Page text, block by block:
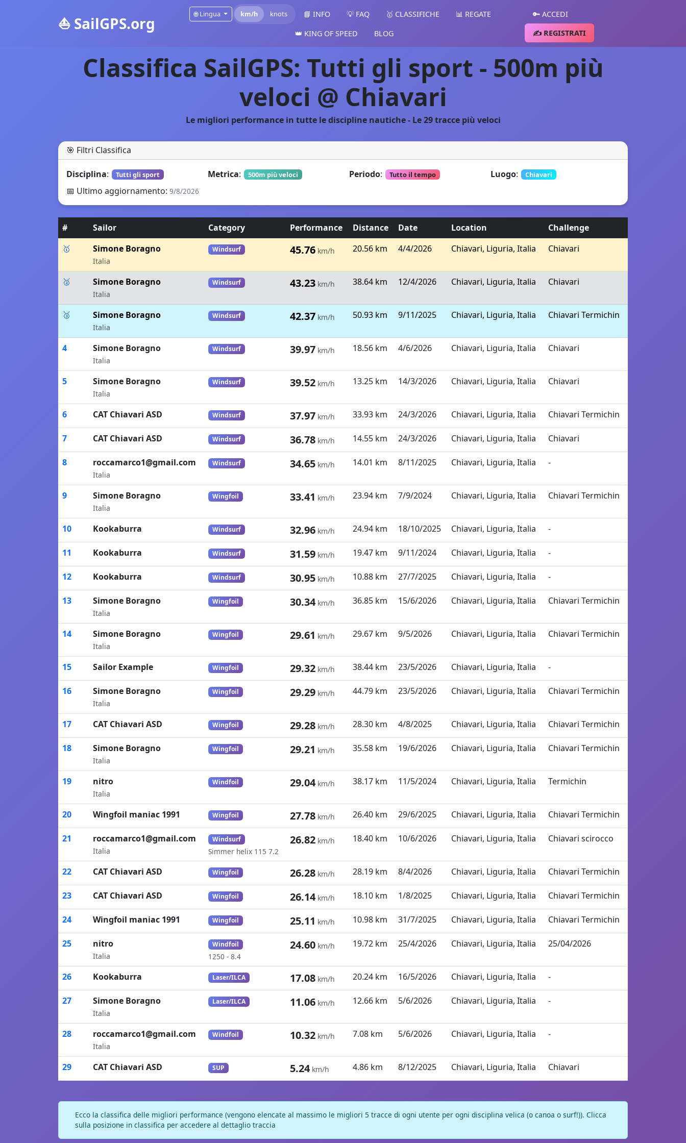
⛵ SailGPS.org 🌐Lingua km/h knots 📘 INFO 💡 FAQ 🥇 CLASSIFICHE
📊 REGATE
👑 KING OF SPEED
BLOG
🔑 ACCEDI
✍️ REGISTRATI
Classifica SailGPS: Tutti gli sport - 500m più
veloci @ Chiavari
Le migliori performance in tutte le discipline nautiche - Le 29 tracce più veloci
🎯 Filtri Classifica
Disciplina: Tutti gli sport Metrica: 500m più veloci Periodo: Tutto il tempo Luogo: Chiavari
📅 Ultimo aggiornamento: 9/8/2026
# Sailor Category Performance Distance Date Location
Challenge
🥇
Simone Boragno
Italia
Windsurf 45.76 km/h 20.56 km 4/4/2026 Chiavari, Liguria, Italia Chiavari
🥈 Simone Boragno
Italia
Windsurf 43.23 km/h 38.64 km 12/4/2026 Chiavari, Liguria, Italia Chiavari
🥉 Simone Boragno
Italia
Windsurf 42.37 km/h 50.93 km 9/11/2025 Chiavari, Liguria, Italia Chiavari Termichin
4 Simone Boragno
Italia
Windsurf 39.97 km/h 18.56 km 4/6/2026 Chiavari, Liguria, Italia Chiavari
5 Simone Boragno
Italia
Windsurf 39.52 km/h 13.25 km 14/3/2026 Chiavari, Liguria, Italia Chiavari
6 CAT Chiavari ASD Windsurf 37.97 km/h 33.93 km 24/3/2026 Chiavari, Liguria, Italia Chiavari Termichin
7 CAT Chiavari ASD Windsurf 36.78 km/h 14.55 km 24/3/2026 Chiavari, Liguria, Italia Chiavari
8 roccamarco1@gmail.com
Italia
Windsurf 34.65 km/h 14.01 km 8/11/2025 Chiavari, Liguria, Italia -
9 Simone Boragno
Italia
Wingfoil 33.41 km/h 23.94 km 7/9/2024 Chiavari, Liguria, Italia Chiavari Termichin
10 Kookaburra Windsurf 32.96 km/h 24.94 km 18/10/2025 Chiavari, Liguria, Italia -
11 Kookaburra Windsurf 31.59 km/h 19.47 km 9/11/2024 Chiavari, Liguria, Italia -
12 Kookaburra Windsurf 30.95 km/h 10.88 km 27/7/2025 Chiavari, Liguria, Italia -
13 Simone Boragno
Italia
Wingfoil 30.34 km/h 36.85 km 15/6/2026 Chiavari, Liguria, Italia Chiavari Termichin
14 Simone Boragno
Italia
Wingfoil 29.61 km/h 29.67 km 9/5/2026 Chiavari, Liguria, Italia Chiavari Termichin
15 Sailor Example Wingfoil 29.32 km/h 38.44 km 23/5/2026 Chiavari, Liguria, Italia -
16 Simone Boragno
Italia
Wingfoil 29.29 km/h 44.79 km 23/5/2026 Chiavari, Liguria, Italia Chiavari Termichin
17 CAT Chiavari ASD Wingfoil 29.28 km/h 28.30 km 4/8/2025 Chiavari, Liguria, Italia Chiavari Termichin
18 Simone Boragno
Italia
Wingfoil 29.21 km/h 35.58 km 19/6/2026 Chiavari, Liguria, Italia Chiavari Termichin
19 nitro
Italia
Windfoil 29.04 km/h 38.17 km 11/5/2024 Chiavari, Liguria, Italia Termichin
20 Wingfoil maniac 1991 Wingfoil 27.78 km/h 26.40 km 29/6/2025 Chiavari, Liguria, Italia Chiavari Termichin
21 roccamarco1@gmail.com
Italia
Windsurf
Simmer helix 115 7.2
26.82 km/h 18.40 km 10/6/2026 Chiavari, Liguria, Italia Chiavari scirocco
22 CAT Chiavari ASD Wingfoil 26.28 km/h 28.19 km 8/4/2026 Chiavari, Liguria, Italia Chiavari Termichin
23 CAT Chiavari ASD Wingfoil 26.14 km/h 18.10 km 1/8/2025 Chiavari, Liguria, Italia Chiavari Termichin
24 Wingfoil maniac 1991 Wingfoil 25.11 km/h 10.98 km 31/7/2025 Chiavari, Liguria, Italia Chiavari Termichin
25 nitro
Italia
Windfoil
1250 - 8.4
24.60 km/h 19.72 km 25/4/2026 Chiavari, Liguria, Italia 25/04/2026
26 Kookaburra Laser/ILCA 17.08 km/h 20.24 km 16/5/2026 Chiavari, Liguria, Italia -
27 Simone Boragno
Italia
Laser/ILCA 11.06 km/h 12.66 km 5/6/2026 Chiavari, Liguria, Italia -
28 roccamarco1@gmail.com
Italia
Windfoil 10.32 km/h 7.08 km 5/6/2026 Chiavari, Liguria, Italia -
29 CAT Chiavari ASD SUP 5.24 km/h 4.86 km 8/12/2025 Chiavari, Liguria, Italia Chiavari
Ecco la classifica delle migliori performance (vengono elencate al massimo le migliori 5 tracce di ogni utente per ogni disciplina velica (o canoa o surf!)). Clicca
sulla posizione in classifica per accedere al dettaglio traccia